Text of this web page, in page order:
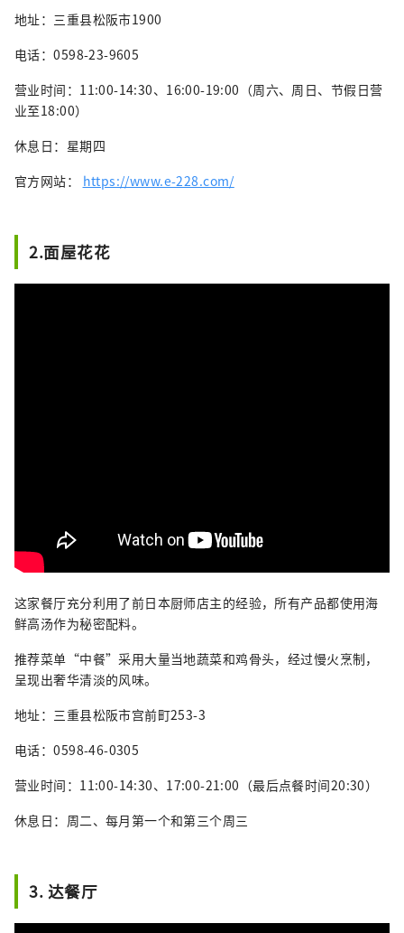
地址：三重县松阪市1900
电话：0598-23-9605
营业时间：11:00-14:30、16:00-19:00（周六、周日、节假日营
业至18:00）
休息日：星期四
官方网站： https://www.e-228.com/
2.面屋花花
这家餐厅充分利用了前日本厨师店主的经验，所有产品都使用海
鲜高汤作为秘密配料。
推荐菜单“中餐”采用大量当地蔬菜和鸡骨头，经过慢火烹制，
呈现出奢华清淡的风味。
地址：三重县松阪市宫前町253-3
电话：0598-46-0305
营业时间：11:00-14:30、17:00-21:00（最后点餐时间20:30）
休息日：周二、每月第一个和第三个周三
3. 达餐厅